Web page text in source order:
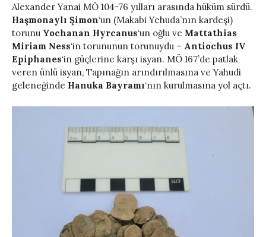
Alexander Yanai MÖ 104-76 yılları arasında hüküm sürdü.
Haşmonaylı Şimon‘un (Makabi Yehuda’nın kardeşi)
torunu Yochanan Hyrcanus‘un oğlu ve Mattathias
Miriam Ness‘in torununun torunuydu – Antiochus IV
Epiphanes‘in güçlerine karşı isyan. MÖ 167’de patlak
veren ünlü isyan, Tapınağın arındırılmasına ve Yahudi
geleneğinde Hanuka Bayramı‘nın kurulmasına yol açtı.